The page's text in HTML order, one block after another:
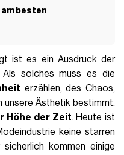
besten
ist es ein Ausdruck der
solches muss es die
erzählen, des Chaos,
unsere Ästhetik bestimmt.
Höhe der Zeit. Heute ist
keine starren
sicherlich kommen einige